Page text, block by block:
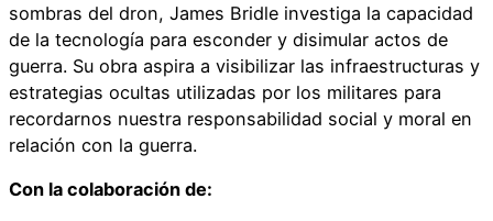
sombras del dron, James Bridle investiga la capacidad
de la tecnología para esconder y disimular actos de
guerra. Su obra aspira a visibilizar las infraestructuras y
estrategias ocultas utilizadas por los militares para
recordarnos nuestra responsabilidad social y moral en
relación con la guerra.
Con la colaboración de: